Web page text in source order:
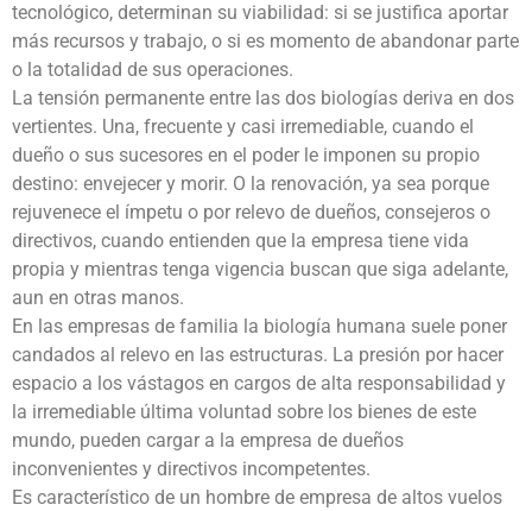
tecnológico, determinan su viabilidad: si se justifica aportar
más recursos y trabajo, o si es momento de abandonar parte
o la totalidad de sus operaciones.
La tensión permanente entre las dos biologías deriva en dos
vertientes. Una, frecuente y casi irremediable, cuando el
dueño o sus sucesores en el poder le imponen su propio
destino: envejecer y morir. O la renovación, ya sea porque
rejuvenece el ímpetu o por relevo de dueños, consejeros o
directivos, cuando entienden que la empresa tiene vida
propia y mientras tenga vigencia buscan que siga adelante,
aun en otras manos.
En las empresas de familia la biología humana suele poner
candados al relevo en las estructuras. La presión por hacer
espacio a los vástagos en cargos de alta responsabilidad y
la irremediable última voluntad sobre los bienes de este
mundo, pueden cargar a la empresa de dueños
inconvenientes y directivos incompetentes.
Es característico de un hombre de empresa de altos vuelos